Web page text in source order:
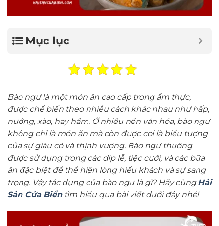
Mục lục
Bào ngư là một món ăn cao cấp trong ẩm thực,
được chế biến theo nhiều cách khác nhau như hấp,
nướng, xào, hay hầm. Ở nhiều nền văn hóa, bào ngư
không chỉ là món ăn mà còn được coi là biểu tượng
của sự giàu có và thịnh vượng. Bào ngư thường
được sử dụng trong các dịp lễ, tiệc cưới, và các bữa
ăn đặc biệt để thể hiện lòng hiếu khách và sự sang
trọng. Vậy tác dụng của bào ngư là gì? Hãy cùng Hải
Sản Cửa Biểntìm hiểu qua bài viết dưới đây nhé!